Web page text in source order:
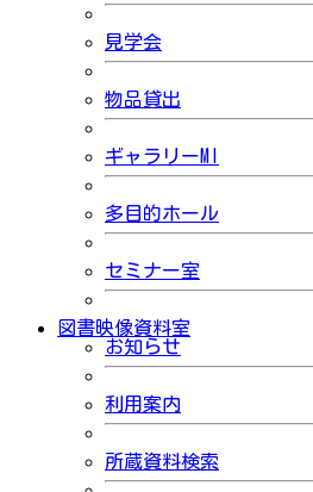
見学会
物品貸出
ギャラリーMI
多目的ホール
セミナー室
図書映像資料室
お知らせ
利用案内
所蔵資料検索